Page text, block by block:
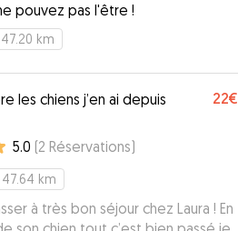
pouvez pas l'être !
km
les chiens j’en ai depuis
22€
5.0 (2 Réservations)
km
à très bon séjour chez Laura ! En